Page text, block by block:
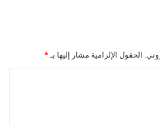
الحقول الإلزامية مشار إليها بـ *